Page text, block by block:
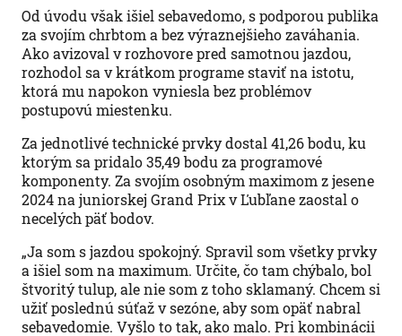
Od úvodu však išiel sebavedomo, s podporou publika
za svojím chrbtom a bez výraznejšieho zaváhania.
Ako avizoval v rozhovore pred samotnou jazdou,
rozhodol sa v krátkom programe staviť na istotu,
ktorá mu napokon vyniesla bez problémov
postupovú miestenku.
Za jednotlivé technické prvky dostal 41,26 bodu, ku
ktorým sa pridalo 35,49 bodu za programové
komponenty. Za svojím osobným maximom z jesene
2024 na juniorskej Grand Prix v Ľubľane zaostal o
necelých päť bodov.
„Ja som s jazdou spokojný. Spravil som všetky prvky
a išiel som na maximum. Určite, čo tam chýbalo, bol
štvoritý tulup, ale nie som z toho sklamaný. Chcem si
užiť poslednú súťaž v sezóne, aby som opäť nabral
sebavedomie. Vyšlo to tak, ako malo. Pri kombinácii